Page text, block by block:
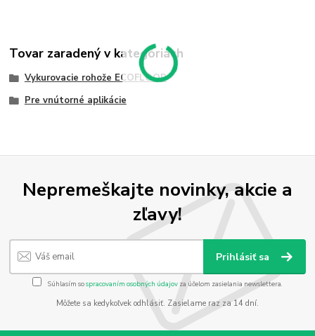
Tovar zaradený v kategóriách
Vykurovacie rohože ECOFLOOR
Pre vnútorné aplikácie
Nepremeškajte novinky, akcie a
zľavy!
Prihlásiť sa
Súhlasím sospracovaním osobných údajov za účelom zasielania newslettera.
Môžete sa kedykoľvek odhlásiť. Zasielame raz za 14 dní.